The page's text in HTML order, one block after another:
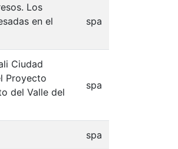
Los
en el
spa
Ciudad
Proyecto
del Valle del
spa
spa